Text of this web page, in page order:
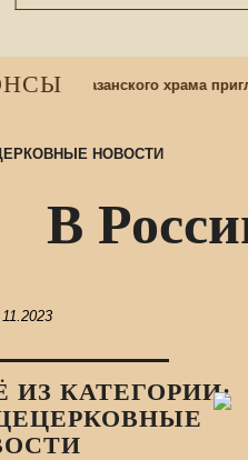
Казанского храма
НОВОСТИ
В
ИЗ КАТЕГОРИИ: